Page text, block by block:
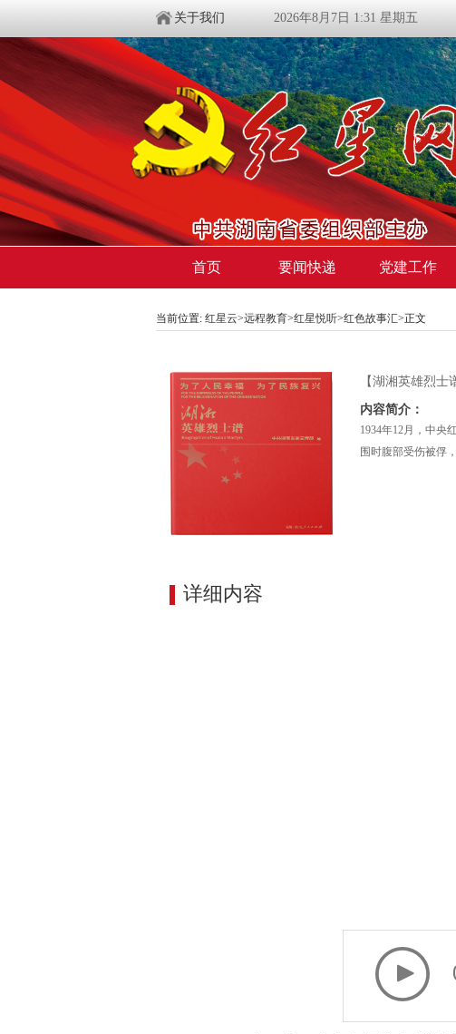
关于我们 2026年8月7日 1:31 星期五
首页 要闻快递 党建工作
当前位置: 红星云>远程教育>红星悦听>红色故事汇>正文
【湖湘英雄烈
内容简介：
1934年12月，中央
围时腹部受伤被俘
详细内容